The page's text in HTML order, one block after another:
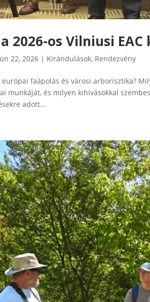
2026-os Vilniusi
22, 2026 | Kirándulások, Rendezvény
faápolás és városi arborisztika?
munkáját, és milyen kihívásokkal
adott...